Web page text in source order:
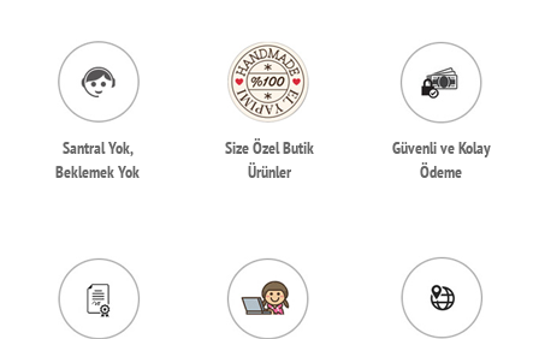
Santral Yok,
Beklemek Yok
Size Özel Butik
Ürünler
Güvenli ve Kolay
Ödeme